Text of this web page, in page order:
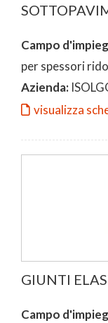
Campo
per spessori
Azienda:
visualizza
GIUNTI
Campo